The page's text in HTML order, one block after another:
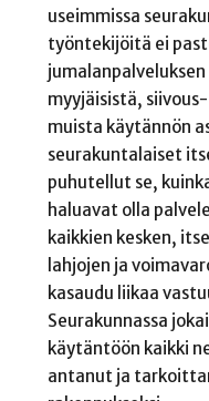
useimmissa
työntekijöitä ei
myyjäisistä,
muista käytännön
seurakuntalaiset
puhutellut se,
haluavat olla
kaikkien kesken,
lahjojen ja
kasaudu liikaa
Seurakunnassa
käytäntöön kaikki
antanut ja